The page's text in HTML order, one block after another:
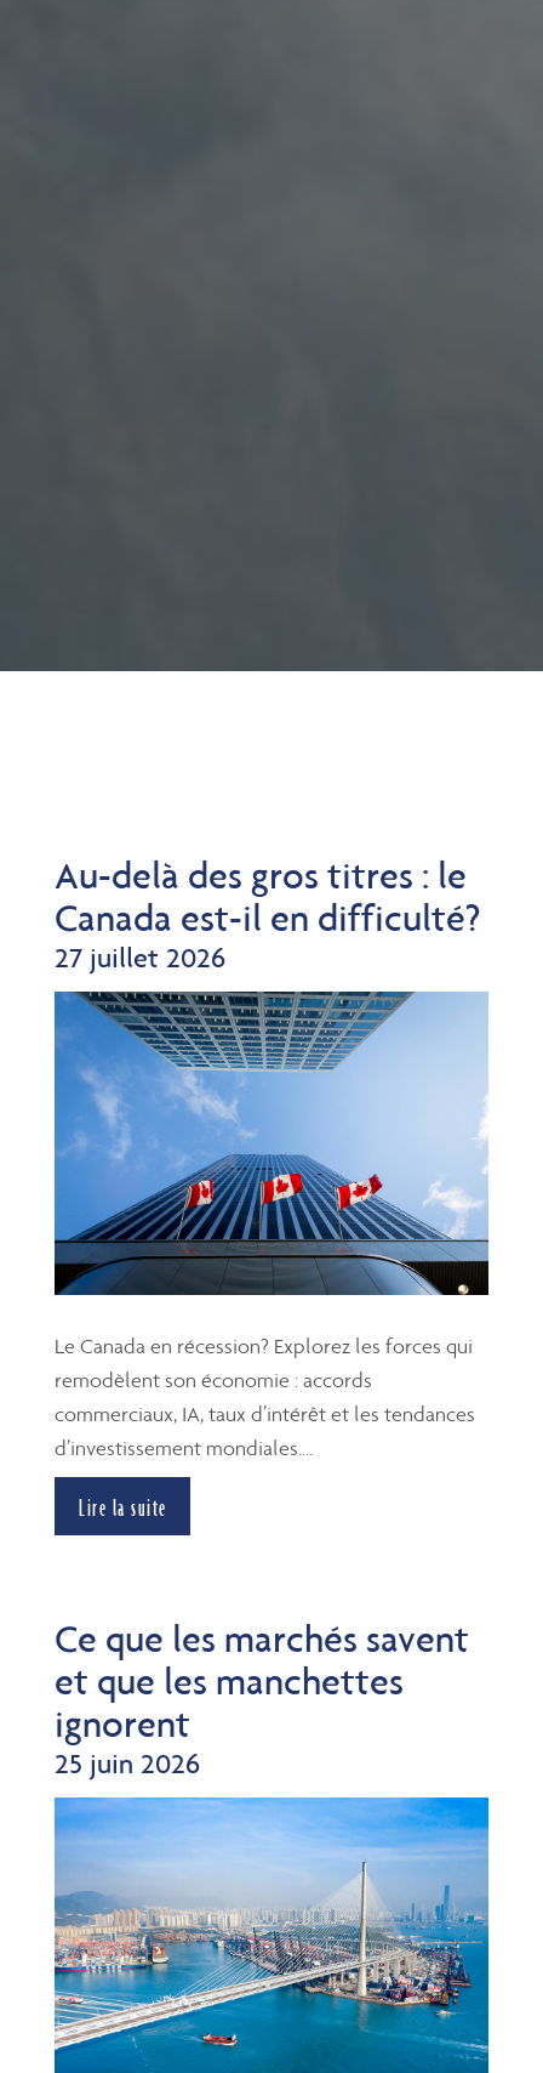
Au-delà des gros titres : le
Canada est-il en difficulté?
27 juillet 2026
Le Canada en récession? Explorez les forces qui
remodèlent son économie : accords
commerciaux, IA, taux d’intérêt et les tendances
d’investissement mondiales....
Lire la suite
Ce que les marchés savent
et que les manchettes
ignorent
25 juin 2026